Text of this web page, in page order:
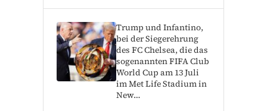
Trump und Infantino,
bei der Siegerehrung
des FC Chelsea, die das
sogenannten FIFA Club
World Cup am 13 Juli
im Met Life Stadium in
New…